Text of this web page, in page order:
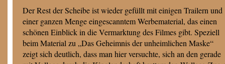
Der Rest der Scheibe ist wieder gefüllt mit einigen Trailern und
einer ganzen Menge eingescanntem Werbematerial, das einen
schönen Einblick in die Vermarktung des Filmes gibt. Speziell
beim Material zu „Das Geheimnis der unheimlichen Maske“
zeigt sich deutlich, dass man hier versuchte, sich an den gerade